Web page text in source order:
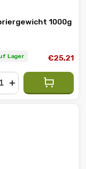
1000g
Lager €25,21